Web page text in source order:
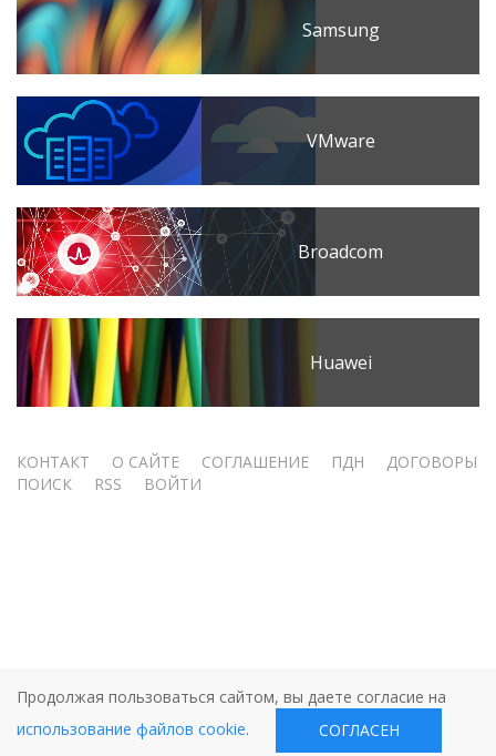
Samsung
VMware
Broadcom
Huawei
Меню
КОНТАКТ О САЙТЕ СОГЛАШЕНИЕ ПДН
ДОГОВОРЫ
ПОИСК
RSS ВОЙТИ
Продолжая пользоваться сайтом, вы даете согласие на
использование файлов cookie. СОГЛАСЕН